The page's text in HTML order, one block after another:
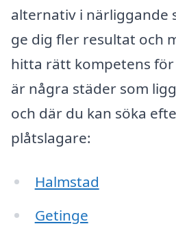
alternativ i närliggande
ge dig fler resultat och
hitta rätt kompetens
är några städer som
och där du kan söka
plåtslagare:
Halmstad
Getinge